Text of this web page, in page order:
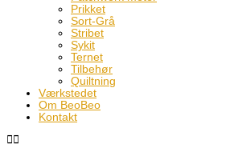
Prikket
Sort-Grå
Stribet
Sykit
Ternet
Tilbehør
Quiltning
Værkstedet
Om BeoBeo
Kontakt